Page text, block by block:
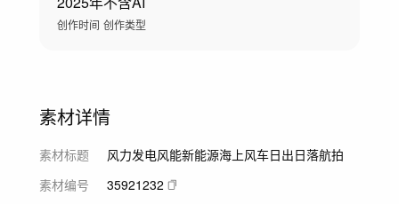
创作时间 创作类型
素材详情
素材标题
风力发电风能新能源海上风车日出日落航拍
素材编号
35921232